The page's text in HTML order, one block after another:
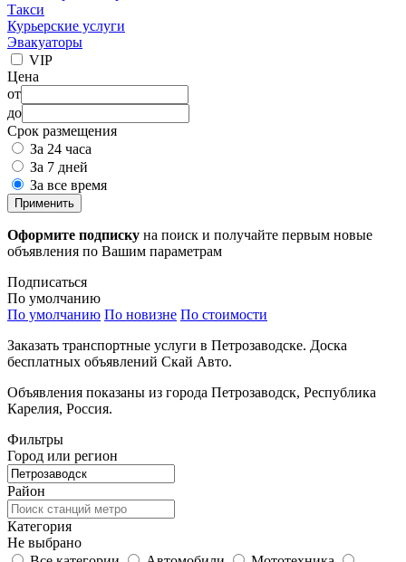
Такси
Курьерские услуги
Эвакуаторы
VIP
Цена
от
до
Срок размещения
За 24 часа
За 7 дней
За все время
Применить
Оформите подписку на поиск и получайте первым новые
объявления по Вашим параметрам
Подписаться
По умолчанию
По умолчанию По новизне По стоимости
Заказать транспортные услуги в Петрозаводске. Доска
бесплатных объявлений Скай Авто.
Объявления показаны из города Петрозаводск, Республика
Карелия, Россия.
Фильтры
Город или регион
Район
Категория
Не выбрано